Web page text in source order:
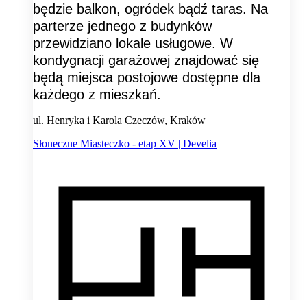
będzie balkon, ogródek bądź taras. Na
parterze jednego z budynków
przewidziano lokale usługowe. W
kondygnacji garażowej znajdować się
będą miejsca postojowe dostępne dla
każdego z mieszkań.
ul. Henryka i Karola Czeczów, Kraków
Słoneczne Miasteczko - etap XV | Develia